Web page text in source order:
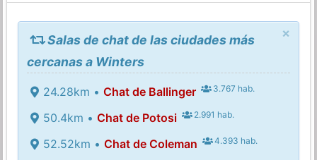
×
Salas de chat de las ciudades más
cercanas a Winters
24.28km • Chat de Ballinger 3.767 hab.
50.4km • Chat de Potosi 2.991 hab.
52.52km • Chat de Coleman 4.393 hab.